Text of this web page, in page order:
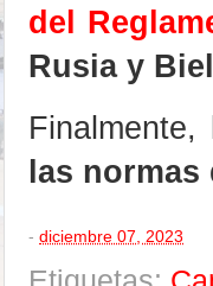
del
Rusia y
las
- diciembre 07, 2023